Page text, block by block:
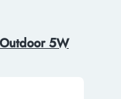
5W